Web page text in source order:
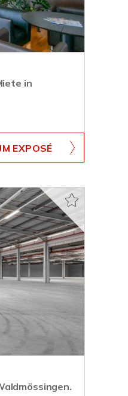
in
EXPOSÉ